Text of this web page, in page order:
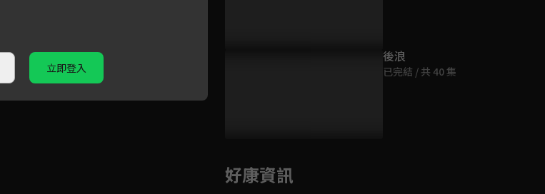
後浪
已完結 / 共 40 集
好康資訊
立即登入